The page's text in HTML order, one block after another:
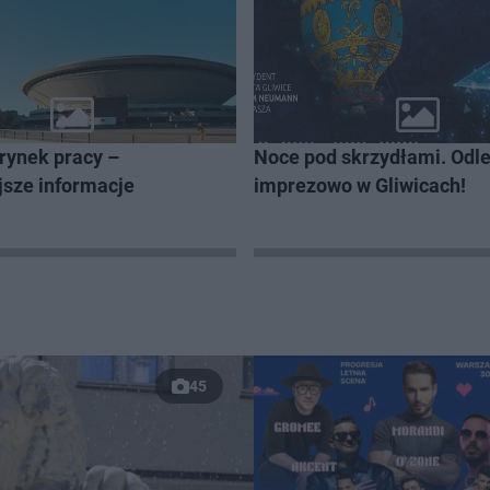
pracy –
informacje
Noce pod skrzydłami.
imprezowo w Gliwicach!
45